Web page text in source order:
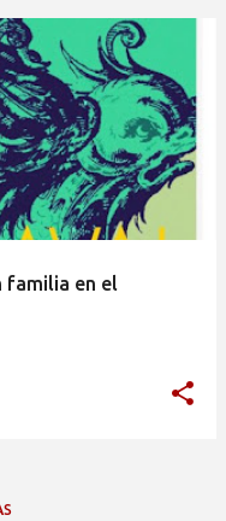
familia en el